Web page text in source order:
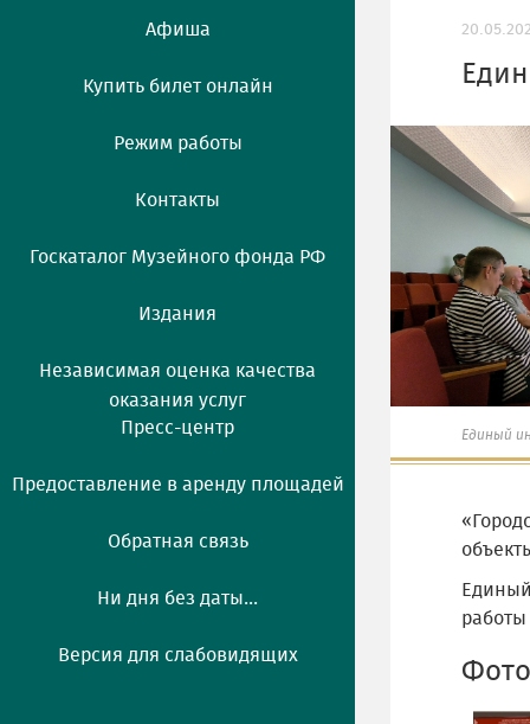
Афиша
Купить билет онлайн
Режим работы
Контакты
Госкаталог Музейного фонда РФ
Издания
Независимая оценка качества
оказания услуг
Пресс-центр
Предоставление в аренду площадей
Обратная связь
Ни дня без даты...
Версия для слабовидящих
Единый